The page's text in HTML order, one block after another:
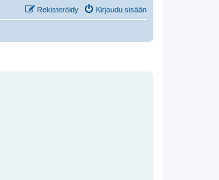
Kirjaudu sisään
Rekisteröidy